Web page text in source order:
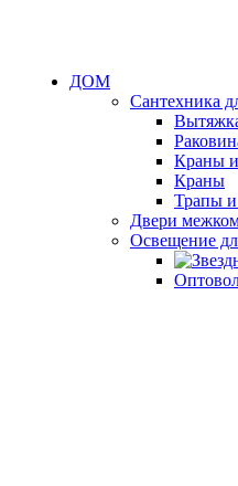
ДОМ
Сантехника
Краны и
Краны
Трапы
Двери
Освещение